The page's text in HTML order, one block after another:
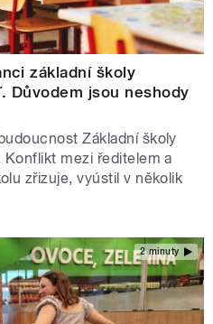
základní školy
Důvodem jsou neshody
Základní školy
Konflikt mezi ředitelem a
zřizuje, vyústil v několik
2 minuty